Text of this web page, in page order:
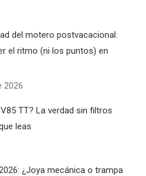
del motero postvacacional:
el ritmo (ni los puntos) en
2026
TT? La verdad sin filtros
leas
¿Joya mecánica o trampa